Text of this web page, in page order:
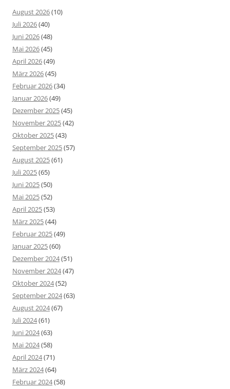
August 2026(10)
Juli 2026(40)
Juni 2026(48)
Mai 2026(45)
April 2026(49)
März 2026(45)
Februar 2026(34)
Januar 2026(49)
Dezember 2025(45)
November 2025(42)
Oktober 2025(43)
September 2025(57)
August 2025(61)
Juli 2025(65)
Juni 2025(50)
Mai 2025(52)
April 2025(53)
März 2025(44)
Februar 2025(49)
Januar 2025(60)
Dezember 2024(51)
November 2024(47)
Oktober 2024(52)
September 2024(63)
August 2024(67)
Juli 2024(61)
Juni 2024(63)
Mai 2024(58)
April 2024(71)
März 2024(64)
Februar 2024(58)